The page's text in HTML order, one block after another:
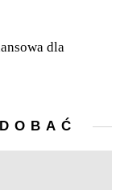
dla